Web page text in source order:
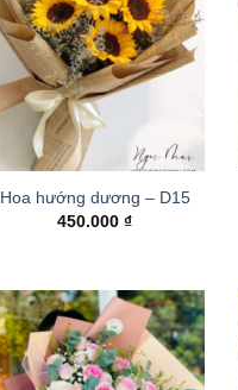
Hoa hướng dương – D15
450.000₫